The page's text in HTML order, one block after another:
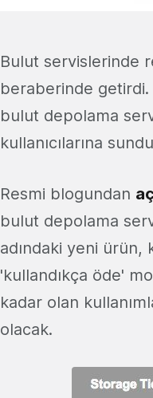
Bulut servislerinde
beraberinde
bulut depolama
kullanıcılarına
Resmi blogundan
bulut depolama
adındaki yeni ürün,
'kullandıkça öde'
kadar olan
olacak.